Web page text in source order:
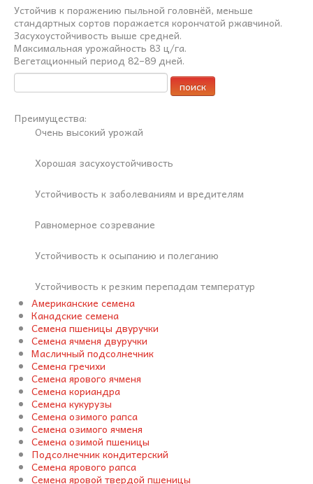
Устойчив к поражению пыльной головнёй, меньше
стандартных сортов поражается корончатой ржавчиной.
Засухоустойчивость выше средней.
Максимальная урожайность 83 ц/га.
Вегетационный период 82–89 дней.
Преимущества:
Очень высокий урожай
Хорошая засухоустойчивость
Устойчивость к заболеваниям и вредителям
Равномерное созревание
Устойчивость к осыпанию и полеганию
Устойчивость к резким перепадам температур
Американские семена
Канадские семена
Семена пшеницы двуручки
Семена ячменя двуручки
Масличный подсолнечник
Семена гречихи
Семена ярового ячменя
Семена кориандра
Семена кукурузы
Семена озимого рапса
Семена озимого ячменя
Семена озимой пшеницы
Подсолнечник кондитерский
Семена ярового рапса
Семена яровой твердой пшеницы